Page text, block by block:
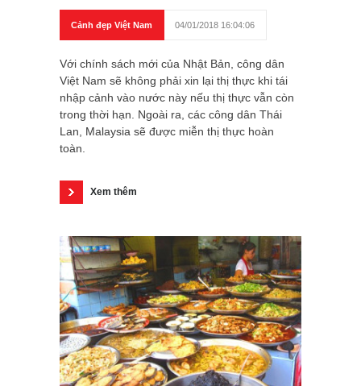
Cảnh đẹp Việt Nam 04/01/2018 16:04:06
Với chính sách mới của Nhật Bản, công dân
Việt Nam sẽ không phải xin lại thị thực khi tái
nhập cảnh vào nước này nếu thị thực vẫn còn
trong thời hạn. Ngoài ra, các công dân Thái
Lan, Malaysia sẽ được miễn thị thực hoàn
toàn.
Xem thêm